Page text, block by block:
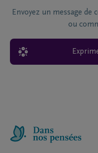
Envoyez un message de
ou